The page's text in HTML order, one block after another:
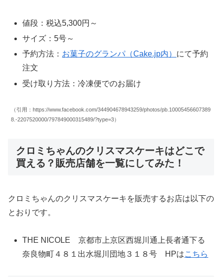
値段：税込5,300円～
サイズ：5号～
予約方法： お菓子のグランパ（Cake.jp内） にて予約
注文
受け取り方法：冷凍便でのお届け
（引用：https://www.facebook.com/344904678943259/photos/pb.10005456607389
8.-2207520000/797849000315489/?type=3）
クロミちゃんのクリスマスケーキはどこで
買える？販売店舗を一覧にしてみた！
クロミちゃんのクリスマスケーキを販売するお店は以下の
とおりです。
THE NICOLE 京都市上京区西堀川通上長者通下る
奈良物町４８１出水堀川団地３１８号 HPはこちら